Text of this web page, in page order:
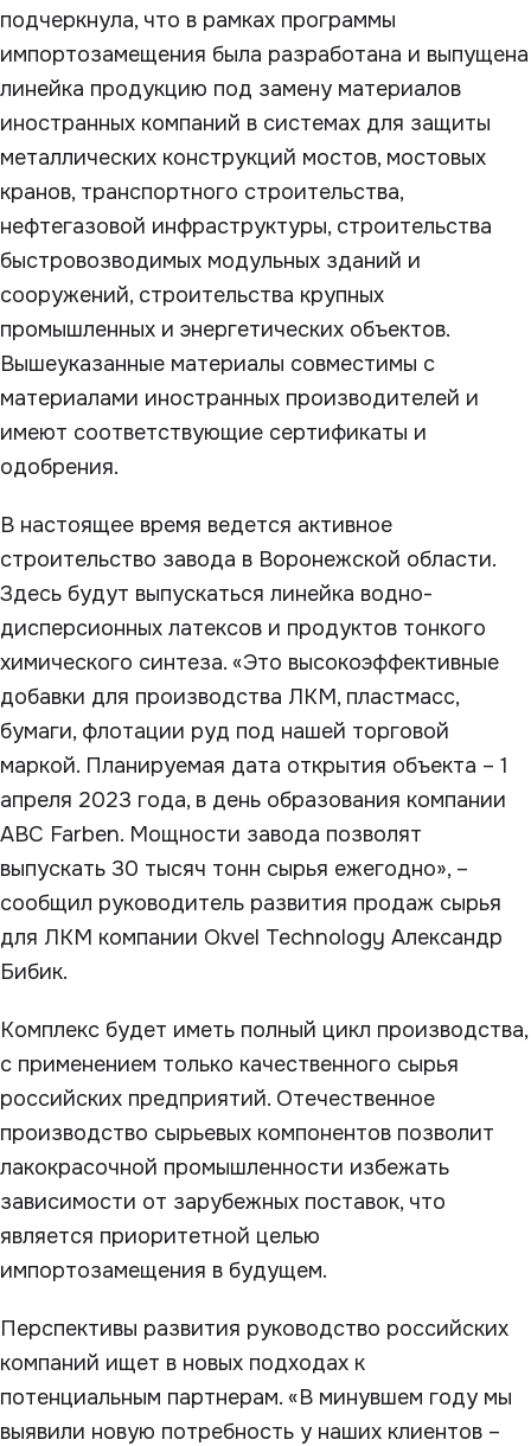
подчеркнула, что в рамках программы
импортозамещения была разработана и выпущена
линейка продукцию под замену материалов
иностранных компаний в системах для защиты
металлических конструкций мостов, мостовых
кранов, транспортного строительства,
нефтегазовой инфраструктуры, строительства
быстровозводимых модульных зданий и
сооружений, строительства крупных
промышленных и энергетических объектов.
Вышеуказанные материалы совместимы с
материалами иностранных производителей и
имеют соответствующие сертификаты и
одобрения.
В настоящее время ведется активное
строительство завода в Воронежской области.
Здесь будут выпускаться линейка водно-
дисперсионных латексов и продуктов тонкого
химического синтеза. «Это высокоэффективные
добавки для производства ЛКМ, пластмасс,
бумаги, флотации руд под нашей торговой
маркой. Планируемая дата открытия объекта – 1
апреля 2023 года, в день образования компании
ABC Farben. Мощности завода позволят
выпускать 30 тысяч тонн сырья ежегодно», –
сообщил руководитель развития продаж сырья
для ЛКМ компании Okvel Technology Александр
Бибик.
Комплекс будет иметь полный цикл производства,
с применением только качественного сырья
российских предприятий. Отечественное
производство сырьевых компонентов позволит
лакокрасочной промышленности избежать
зависимости от зарубежных поставок, что
является приоритетной целью
импортозамещения в будущем.
Перспективы развития руководство российских
компаний ищет в новых подходах к
потенциальным партнерам. «В минувшем году мы
выявили новую потребность у наших клиентов –